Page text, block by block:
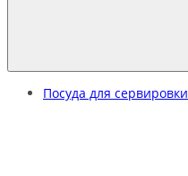
Посуда для сервировки